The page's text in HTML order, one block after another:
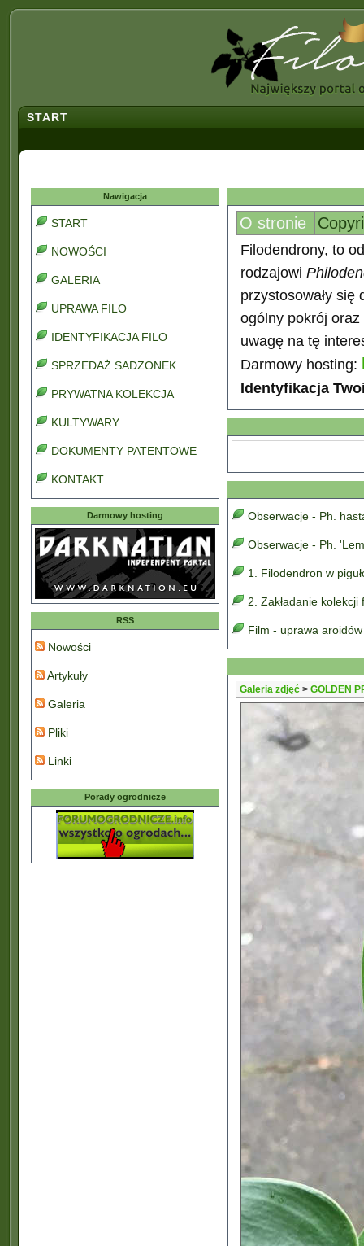
START
Nawigacja
START
NOWOŚCI
GALERIA
UPRAWA FILO
IDENTYFIKACJA FILO
SPRZEDAŻ SADZONEK
PRYWATNA KOLEKCJA
KULTYWARY
DOKUMENTY PATENTOWE
KONTAKT
Darmowy hosting
RSS
Nowości
Artykuły
Galeria
Pliki
Linki
Porady ogrodnicze
O stronie
Filodendrony, to
rodzajowi
przystosowały
ogólny pokrój
uwagę na tę
Darmowy hosting:
Identyfikacja
Obserwacje - Ph.
Obserwacje - Ph.
1. Filodendron w
2. Zakładanie
Film - uprawa
Galeria zdjęć > GOLDEN